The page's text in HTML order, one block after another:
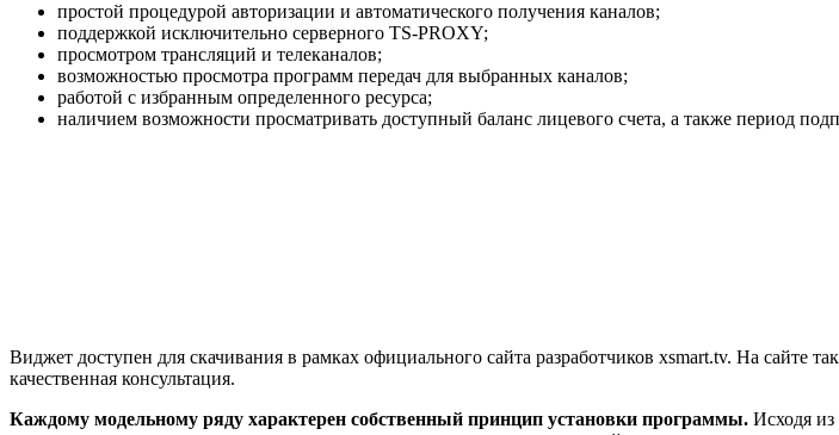
простой процедурой авторизации и автоматического получения каналов;
поддержкой исключительно серверного TS-PROXY;
просмотром трансляций и телеканалов;
возможностью просмотра программ передач для выбранных каналов;
работой с избранным определенного ресурса;
наличием возможности просматривать доступный баланс лицевого счета, а также период
Виджет доступен для скачивания в рамках официального сайта разработчиков xsmart.tv. На сайте
качественная консультация.
Каждому модельному ряду характерен собственный принцип установки программы. Исходя